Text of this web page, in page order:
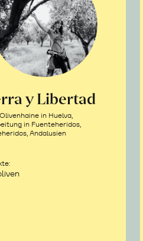
y Libertad
in Huelva,
in Fuenteheridos,
Andalusien